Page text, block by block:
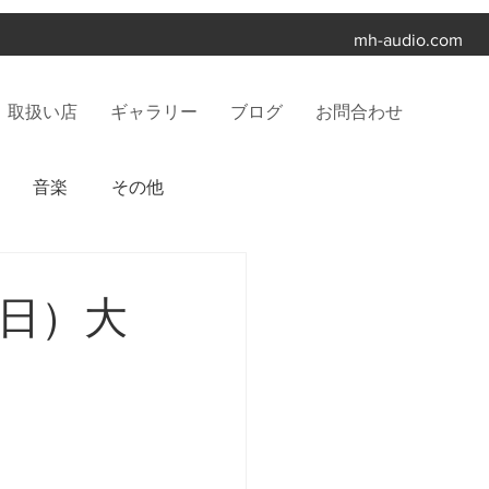
mh-audio.com
取扱い店 ギャラリー ブログ お問合わせ
音楽 その他
）大